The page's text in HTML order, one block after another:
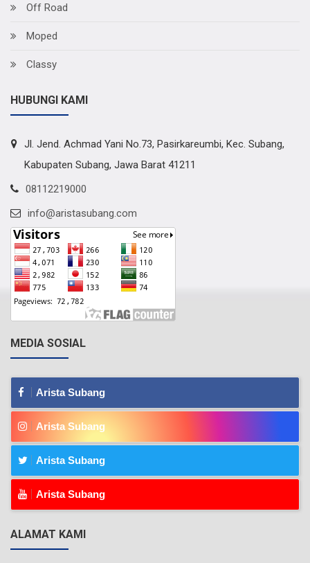
Off Road
Moped
Classy
HUBUNGI KAMI
Jl. Jend. Achmad Yani No.73, Pasirkareumbi, Kec. Subang,
Kabupaten Subang, Jawa Barat 41211
08112219000
info@aristasubang.com
MEDIA SOSIAL
Arista Subang
Arista Subang
Arista Subang
Arista Subang
ALAMAT KAMI